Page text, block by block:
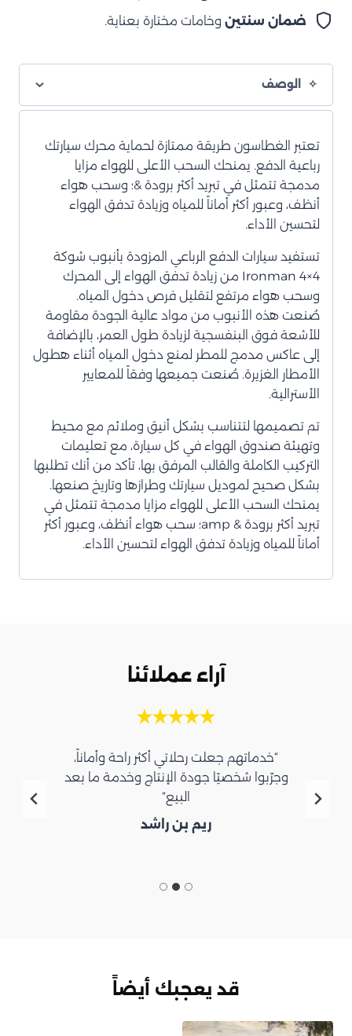
ضمان سنتين وخامات مختارة بعناية.
الوصف
تعتبر الغطاسون طريقة ممتازة لحماية محرك سيارتك
رباعية الدفع. يمنحك السحب الأعلى للهواء مزايا
مدمجة تتمثل في تبريد أكثر برودة &؛ وسحب هواء
أنظف، وعبور أكثر أماناً للمياه وزيادة تدفق الهواء
لتحسين الأداء.
تستفيد سيارات الدفع الرباعي المزودة بأنبوب شوكة
Ironman 4×4 من زيادة تدفق الهواء إلى المحرك
وسحب هواء مرتفع لتقليل فرص دخول المياه.
صُنعت هذه الأنبوب من مواد عالية الجودة مقاومة
للأشعة فوق البنفسجية لزيادة طول العمر، بالإضافة
إلى عاكس مدمج للمطر لمنع دخول المياه أثناء هطول
الأمطار الغزيرة. صُنعت جميعها وفقاً للمعايير
الأسترالية.
تم تصميمها لتتناسب بشكل أنيق وملائم مع محيط
وتهيئة صندوق الهواء في كل سيارة، مع تعليمات
التركيب الكاملة والقالب المرفق بها، تأكد من أنك تطلبها
بشكل صحيح لموديل سيارتك وطرازها وتاريخ صنعها.
يمنحك السحب الأعلى للهواء مزايا مدمجة تتمثل في
تبريد أكثر برودة & amp؛ سحب هواء أنظف، وعبور أكثر
أماناً للمياه وزيادة تدفق الهواء لتحسين الأداء.
آراء عملائنا
“خدماتهم جعلت رحلاتي أكثر راحة وأماناً،
وجرّبوا شخصيًا جودة الإنتاج وخدمة ما بعد
البيع”
ريم بن راشد
قد يعجبك أيضاً